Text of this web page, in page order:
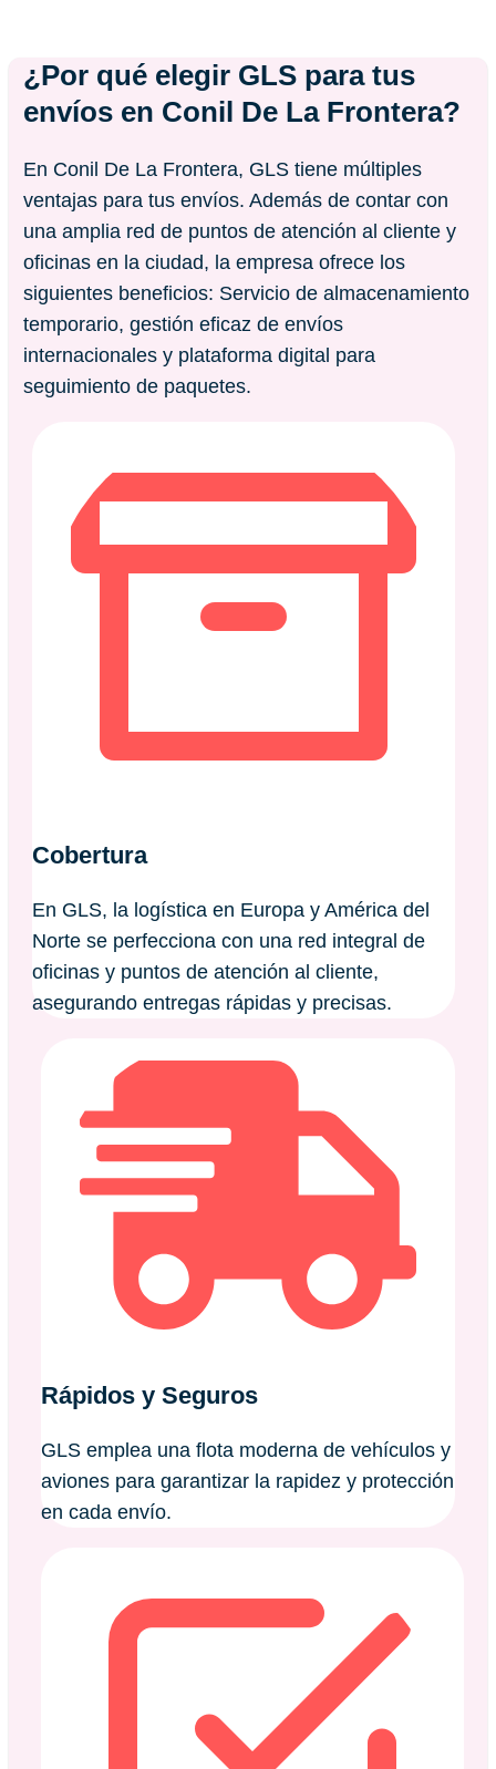
¿Por qué elegir GLS para tus
envíos en Conil De La Frontera?
En Conil De La Frontera, GLS tiene múltiples
ventajas para tus envíos. Además de contar con
una amplia red de puntos de atención al cliente y
oficinas en la ciudad, la empresa ofrece los
siguientes beneficios: Servicio de almacenamiento
temporario, gestión eficaz de envíos
internacionales y plataforma digital para
seguimiento de paquetes.
Cobertura
En GLS, la logística en Europa y América del
Norte se perfecciona con una red integral de
oficinas y puntos de atención al cliente,
asegurando entregas rápidas y precisas.
Rápidos y Seguros
GLS emplea una flota moderna de vehículos y
aviones para garantizar la rapidez y protección
en cada envío.